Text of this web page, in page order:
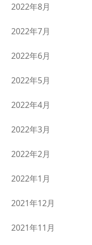
2022年8月
2022年7月
2022年6月
2022年5月
2022年4月
2022年3月
2022年2月
2022年1月
2021年12月
2021年11月